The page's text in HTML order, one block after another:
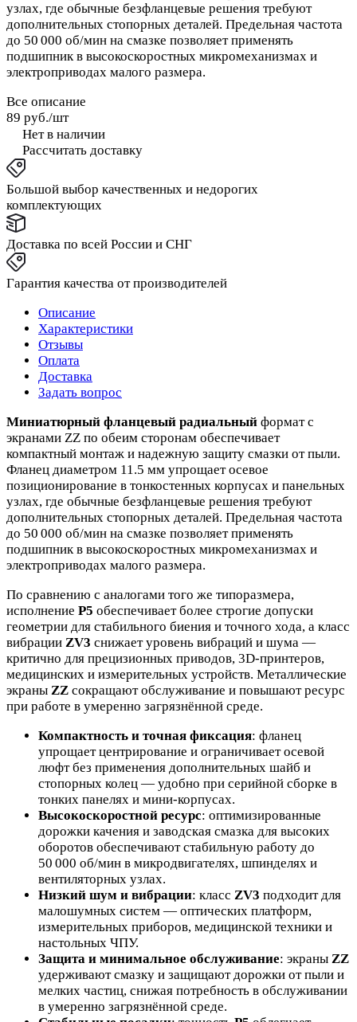
узлах, где обычные безфланцевые решения требуют
дополнительных стопорных деталей. Предельная частота
до 50 000 об/мин на смазке позволяет применять
подшипник в высокоскоростных микромеханизмах и
электроприводах малого размера.
Все описание
89 руб./шт
Нет в наличии
Рассчитать доставку
Большой выбор качественных и недорогих
комплектующих
Доставка по всей России и СНГ
Гарантия качества от производителей
Описание
Характеристики
Отзывы
Оплата
Доставка
Задать вопрос
Миниатюрный фланцевый радиальный формат с
экранами ZZ по обеим сторонам обеспечивает
компактный монтаж и надежную защиту смазки от пыли.
Фланец диаметром 11.5 мм упрощает осевое
позиционирование в тонкостенных корпусах и панельных
узлах, где обычные безфланцевые решения требуют
дополнительных стопорных деталей. Предельная частота
до 50 000 об/мин на смазке позволяет применять
подшипник в высокоскоростных микромеханизмах и
электроприводах малого размера.
По сравнению с аналогами того же типоразмера,
исполнение P5 обеспечивает более строгие допуски
геометрии для стабильного биения и точного хода, а класс
вибрации ZV3 снижает уровень вибраций и шума —
критично для прецизионных приводов, 3D‑принтеров,
медицинских и измерительных устройств. Металлические
экраны ZZ сокращают обслуживание и повышают ресурс
при работе в умеренно загрязнённой среде.
Компактность и точная фиксация: фланец
упрощает центрирование и ограничивает осевой
люфт без применения дополнительных шайб и
стопорных колец — удобно при серийной сборке в
тонких панелях и мини‑корпусах.
Высокоскоростной ресурс: оптимизированные
дорожки качения и заводская смазка для высоких
оборотов обеспечивают стабильную работу до
50 000 об/мин в микродвигателях, шпинделях и
вентиляторных узлах.
Низкий шум и вибрации: класс ZV3 подходит для
малошумных систем — оптических платформ,
измерительных приборов, медицинской техники и
настольных ЧПУ.
Защита и минимальное обслуживание: экраны ZZ
удерживают смазку и защищают дорожки от пыли и
мелких частиц, снижая потребность в обслуживании
в умеренно загрязнённой среде.